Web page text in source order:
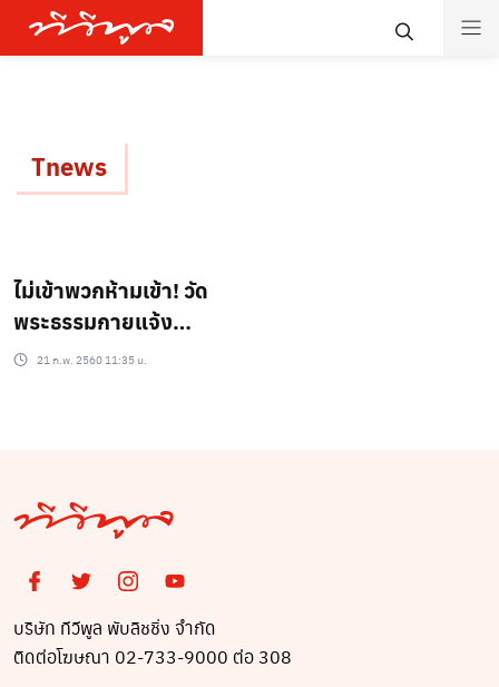
Tnews
ไม่เข้าพวกห้ามเข้า! วัด
พระธรรมกายแจ้ง
ประกาศห้าม 3 สำนักข่าว
21 ก.พ. 2560 11:35 น.
บริษัท ทีวีพูล พับลิชชิ่ง จำกัด
ติดต่อโฆษณา 02-733-9000 ต่อ 308